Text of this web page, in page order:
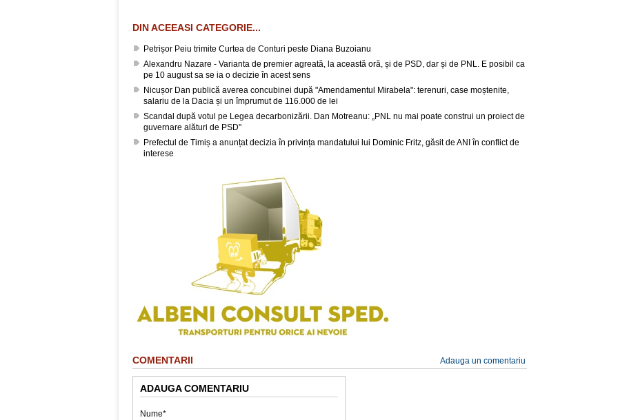
DIN ACEEASI CATEGORIE...
Petrișor Peiu trimite Curtea de Conturi peste Diana Buzoianu
Alexandru Nazare - Varianta de premier agreată, la această oră, și de PSD, dar și de PNL. E posibil ca
pe 10 august sa se ia o decizie în acest sens
Nicușor Dan publică averea concubinei după "Amendamentul Mirabela": terenuri, case moștenite,
salariu de la Dacia și un împrumut de 116.000 de lei
Scandal după votul pe Legea decarbonizării. Dan Motreanu: „PNL nu mai poate construi un proiect de
guvernare alături de PSD"
Prefectul de Timiș a anunțat decizia în privința mandatului lui Dominic Fritz, găsit de ANI în conflict de
interese
COMENTARII Adauga un comentariu
ADAUGA COMENTARIU
Nume*